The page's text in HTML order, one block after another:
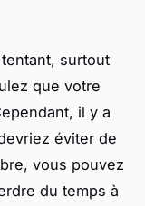
surtout
que votre
il y a
éviter de
vous pouvez
du temps à